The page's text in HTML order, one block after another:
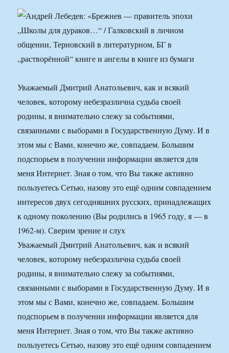
Уважаемый Дмитрий Анатольевич, как и всякий
человек, которому небезразлична судьба своей
родины, я внимательно слежу за событиями,
связанными с выборами в Государственную Думу. И в
этом мы с Вами, конечно же, совпадаем. Большим
подспорьем в получении информации является для
меня Интернет. Зная о том, что Вы также активно
пользуетесь Сетью, назову это ещё одним совпадением
интересов двух сегодняшних русских, принадлежащих
к одному поколению (Вы родились в 1965 году, я — в
1962-м). Сверим зрение и слух
Уважаемый Дмитрий Анатольевич, как и всякий
человек, которому небезразлична судьба своей
родины, я внимательно слежу за событиями,
связанными с выборами в Государственную Думу. И в
этом мы с Вами, конечно же, совпадаем. Большим
подспорьем в получении информации является для
меня Интернет. Зная о том, что Вы также активно
пользуетесь Сетью, назову это ещё одним совпадением